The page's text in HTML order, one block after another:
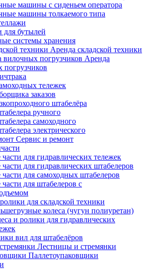
машины с сиденьем оператора
машины толкаемого типа
для бутылей
системы хранения
Аренда складской техники
Аренда
погрузчиков
тележек
заказов
штабелёра
ручного
самоходного
электрического
Сервис и ремонт
для гидравлических тележек
для гидравлических штабелеров
для самоходных штабелеров
для штабелеров с
для складской техники
колеса (чугун полиуретан)
и ролики для гидравлических
вил для штабелёров
Лестницы и стремянки
Паллетоупаковщики